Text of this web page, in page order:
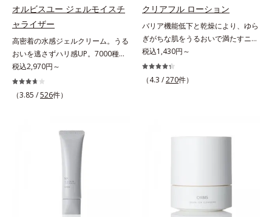
ロニセラカエルレア果汁、ノバラエ
キス配合＝うるおいを与えハリと透
明感に満ちた肌へ導く保湿成分*9
メマツヨイグサ抽出液、スイカズラ
エキス配合＝角層のすみずみまで水
分・油分を保ち、ハリ・ツヤを与え
る保湿成分*10 気持ちのこと各商品
の詳しい情報は商品ページをご覧く
す。むやみに隠すのではなくふわり
と光を拡散させ、メイク×スキンケ
アのW効果で軽やかな美肌を印象づ
けます。紫外線吸収剤フリーなのに
高SPF値、さらにスキンプロテクト
複合成分(*3)が、ブルーライト、紫
外線、大気中の微粒子汚れなどの外
的ダメージから肌表面をガードしま
でも、ただ隠すだけでなく、乾きや
すい肌にうるおいを届けながら、光
拡散効果で乾燥小ジワや毛穴もカバ
ーします。【ラスティング効果】皮
脂選択テカリ防止成分(*5)テカリの
主成分を選択的に吸収し、うるおい
にゆらがない肌を叶えます。そし
成分「MCアクティベーター
(*5)」。肌のうるおいを引き出し・
高めて、ハリ感あふれる肌へと導き
ます。うるおいに満ちたゆらがない
肌をご体感いただくために設計され
べ*5 オトギリソウエキス配合＝肌
にうるおいを与え、うるおいに満ち
たハリツヤ肌へ導く保湿成分
オルビスユー ジェルモイスチ
ャライザー
高密着の水感ジェルクリーム。うる
おいを逃さずハリ感UP。7000種を
超える成分から厳選し、「うるおい
の質(*1)」に着目した初期エイジン
グケア(*2)シリーズオルビスユーは
リーズです。「うるおいの質」に着
目し、肌荒れを予防しながらうるお
いに満ちた美しい肌へと導きます。
ポーラ・オルビスグループ独自の肌
荒れ防止有効成分として、「DF-パ
ンテノール(*3)」を国内唯一(*4)、
税込2,970円～
（3.85 /526件）
クリアフル ローション
バリア機能低下と乾燥により、ゆら
ぎがちな肌をうるおいで満たすニキ
ビ対策化粧水。「ニキビをくり返し
てしまう」「毛穴目立ちが気にな
る」「マスク生活であごや口まわり
ローチする、薬用ニキビ対策スキン
目指します。さらにビタミンC誘導
税込1,430円～
（4.3 /270件）